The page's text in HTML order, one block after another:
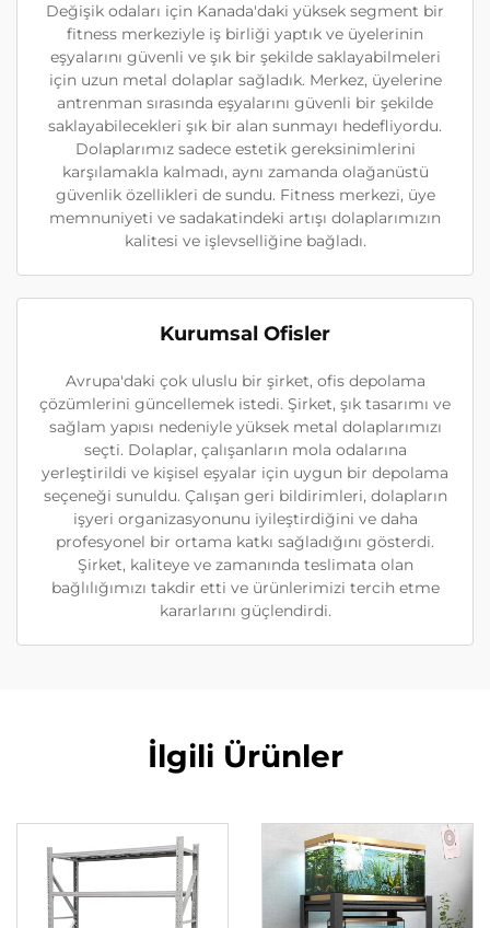
Değişik odaları için Kanada'daki yüksek segment bir
fitness merkeziyle iş birliği yaptık ve üyelerinin
eşyalarını güvenli ve şık bir şekilde saklayabilmeleri
için uzun metal dolaplar sağladık. Merkez, üyelerine
antrenman sırasında eşyalarını güvenli bir şekilde
saklayabilecekleri şık bir alan sunmayı hedefliyordu.
Dolaplarımız sadece estetik gereksinimlerini
karşılamakla kalmadı, aynı zamanda olağanüstü
güvenlik özellikleri de sundu. Fitness merkezi, üye
memnuniyeti ve sadakatindeki artışı dolaplarımızın
kalitesi ve işlevselliğine bağladı.
Kurumsal Ofisler
Avrupa'daki çok uluslu bir şirket, ofis depolama
çözümlerini güncellemek istedi. Şirket, şık tasarımı ve
sağlam yapısı nedeniyle yüksek metal dolaplarımızı
seçti. Dolaplar, çalışanların mola odalarına
yerleştirildi ve kişisel eşyalar için uygun bir depolama
seçeneği sunuldu. Çalışan geri bildirimleri, dolapların
işyeri organizasyonunu iyileştirdiğini ve daha
profesyonel bir ortama katkı sağladığını gösterdi.
Şirket, kaliteye ve zamanında teslimata olan
bağlılığımızı takdir etti ve ürünlerimizi tercih etme
kararlarını güçlendirdi.
İlgili Ürünler